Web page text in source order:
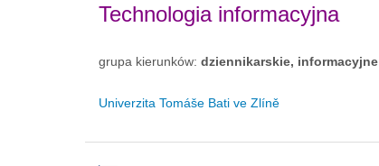
Technologia informacyjna
grupa kierunków: dziennikarskie, informacyjne
Univerzita Tomáše Bati ve Zlíně